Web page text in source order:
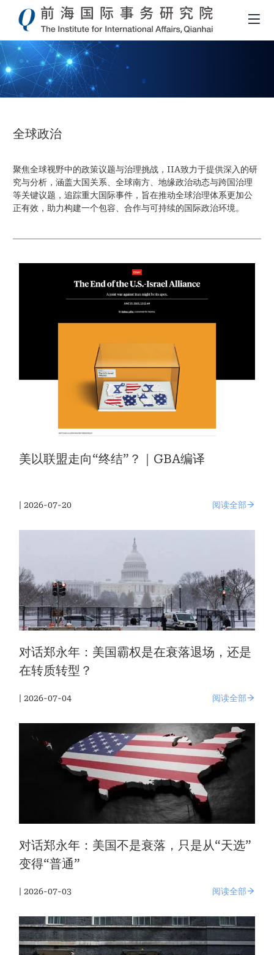
全球政治
聚焦全球视野中的政策议题与治理挑战，IIA致力于提供深入的研
究与分析，涵盖大国关系、全球南方、地缘政治动态与跨国治理
等关键议题，追踪重大国际事件，旨在推动全球治理体系更加公
正有效，助力构建一个包容、合作与可持续的国际政治环境。
美以联盟走向“终结”？｜GBA编译
| 2026-07-20 阅读全部
对话郑永年：美国霸权是在衰落退场，还是
在转质转型？
| 2026-07-04 阅读全部
对话郑永年：美国不是衰落，只是从“天选”
变得“普通”
| 2026-07-03 阅读全部